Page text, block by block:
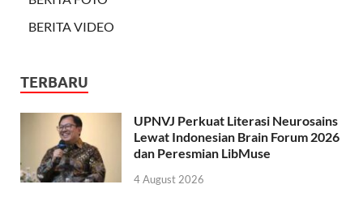
BERITA VIDEO
TERBARU
UPNVJ Perkuat Literasi Neurosains
Lewat Indonesian Brain Forum 2026
dan Peresmian LibMuse
4 August 2026